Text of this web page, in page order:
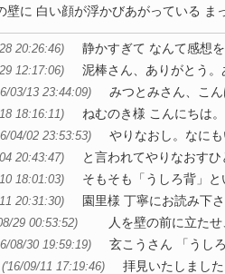
壁に 白い顔が浮かびあがっている
20:26:46) 静かすぎて なんて感想
12:17:06) 泥棒さん、ありがとう。
03/13 23:44:09) みつとみさん、こ
18:16:11) ねむのき様 こんにちは
04/02 23:53:53) やりなおし。なにも
20:43:47) と言われてやりなおす
18:01:03) そもそも「うしろ背」
20:31:30) 園里様 丁寧にお読み下
29 00:53:52) 人を壁の前に立たせ
08/30 19:59:19) 玄こうさん 「うし
('16/09/11 17:19:46) 拝見いたしまし